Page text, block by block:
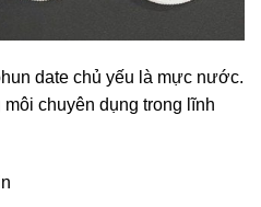
date chủ yếu là mực nước.
chuyên dụng trong lĩnh